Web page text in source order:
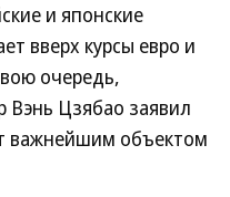
и японские
вверх курсы евро и
очередь,
Вэнь Цзябао заявил
важнейшим объектом